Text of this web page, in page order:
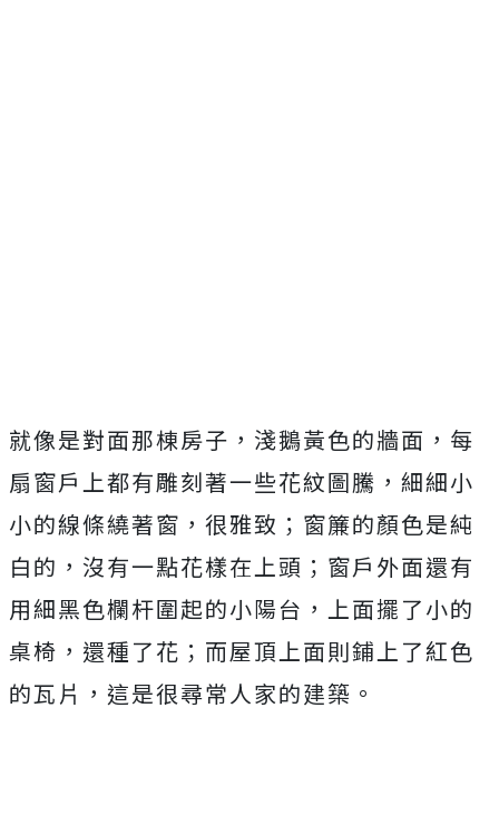
就像是對面那棟房子，淺鵝黃色的牆面，每
扇窗戶上都有雕刻著一些花紋圖騰，細細小
小的線條繞著窗，很雅致；窗簾的顏色是純
白的，沒有一點花樣在上頭；窗戶外面還有
用細黑色欄杆圍起的小陽台，上面擺了小的
桌椅，還種了花；而屋頂上面則鋪上了紅色
的瓦片，這是很尋常人家的建築。